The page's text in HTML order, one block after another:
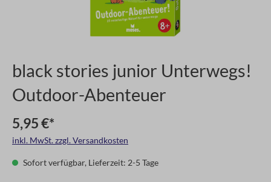
black stories junior Unterwegs!
Outdoor-Abenteuer
5,95 €*
inkl. MwSt. zzgl. Versandkosten
Sofort verfügbar, Lieferzeit: 2-5 Tage